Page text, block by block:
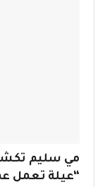
مي سليم
“عيلة تعمل